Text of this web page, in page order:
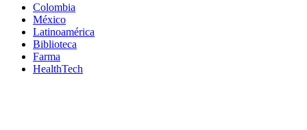
Colombia
México
Latinoamérica
Biblioteca
Farma
HealthTech